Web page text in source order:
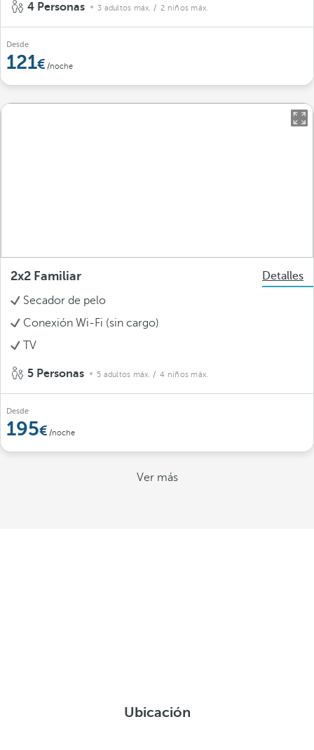
4 Personas 3 adultos máx. / 2 niños máx.
Desde
121 /noche
2x2 Familiar
Detalles
Secador de pelo
Conexión Wi-Fi (sin cargo)
TV
5 Personas 5 adultos máx. / 4 niños máx.
Desde
195 /noche
Ver más
Ubicación